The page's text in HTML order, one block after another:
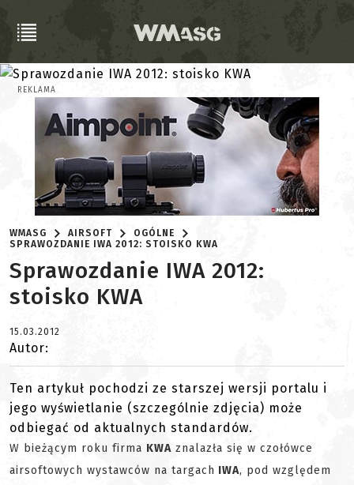
REKLAMA
WMASG AIRSOFT
OGÓLNE
SPRAWOZDANIE IWA 2012: STOISKO KWA
Sprawozdanie IWA 2012:
stoisko KWA
15.03.2012
Autor:
Ten artykuł pochodzi ze starszej wersji portalu i
jego wyświetlanie (szczególnie zdjęcia) może
odbiegać od aktualnych standardów.
W bieżącym roku firma KWA znalazła się w czołówce
airsoftowych wystawców na targach IWA, pod względem